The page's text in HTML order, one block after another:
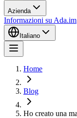
Azienda
Informazioni su Ada.im
Italiano
Home
Blog
Ho creato una